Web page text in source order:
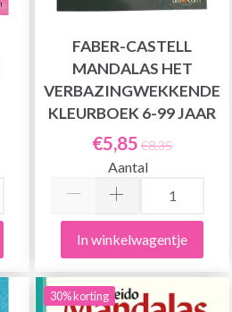
FABER-CASTELL
MANDALAS HET
VERBAZINGWEKKENDE
KLEURBOEK 6-99 JAAR
€5,85 €8,35
Aantal
In winkelwagentje
30% korting